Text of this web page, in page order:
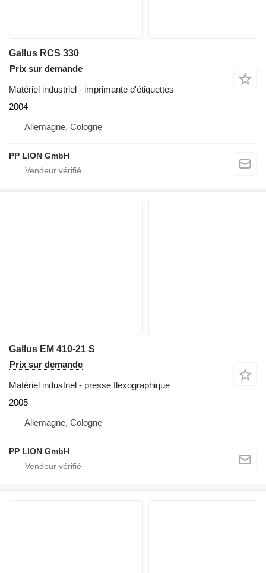
Gallus RCS 330
Prix sur demande
Matériel industriel - imprimante d'étiquettes
2004
Allemagne, Cologne
PP LION GmbH
Gallus EM 410-21 S
Prix sur demande
Matériel industriel - presse flexographique
2005
Allemagne, Cologne
PP LION GmbH